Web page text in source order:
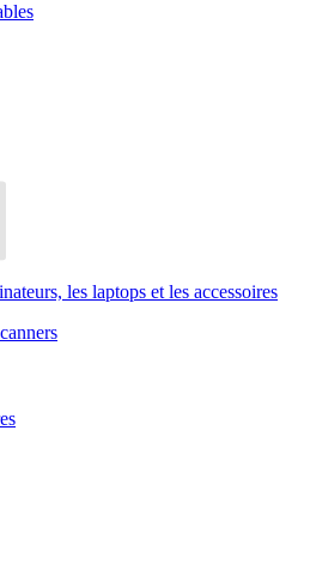
les laptops et les accessoires